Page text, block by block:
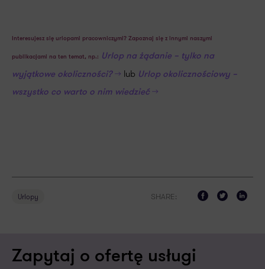
Interesujesz się urlopami pracowniczymi? Zapoznaj się z innymi naszymi
publikacjami na ten temat, np.: Urlop na żądanie – tylko na
wyjątkowe okoliczności?>> lub Urlop okolicznościowy –
wszystko co warto o nim wiedzieć >>
Urlopy SHARE:
Zapytaj o ofertę usługi